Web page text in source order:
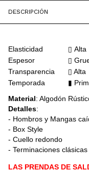
DESCRIPCIÓN
Elasticidad
▯ Alta
Espesor
▯
Transparencia
▯ Alta
Temporada
▮
Material: Algodón
Detalles:
- Hombros y Mangas
- Box Style
- Cuello redondo
- Terminaciones clásicas
LAS PRENDAS DE